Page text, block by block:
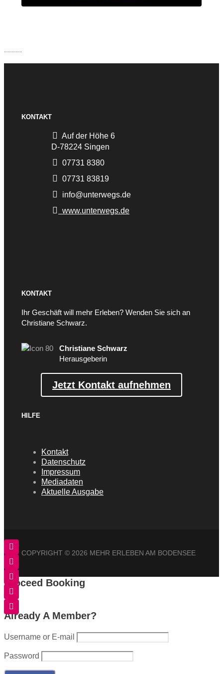
.........
KONTAKT
Auf der Höhe 6
D-78224 Singen
07731 8380
07731 83819
info@unterwegs.de
www.unterwegs.de
KONTAKT
Ihr Geschäft will mehr Erleben? Wenden Sie sich an
Christiane Schwarz.
Christiane Schwarz
Herausgeberin
Jetzt Kontakt aufnehmen
HILFE
Kontakt
Datenschutz
Impressum
Mediadaten
Aktuelle Ausgabe
COPYRIGHT © 2026 MEHR ERLEBEN AM BODENSEE
Proceed Booking
Already A Member?
Username or E-mail
Password